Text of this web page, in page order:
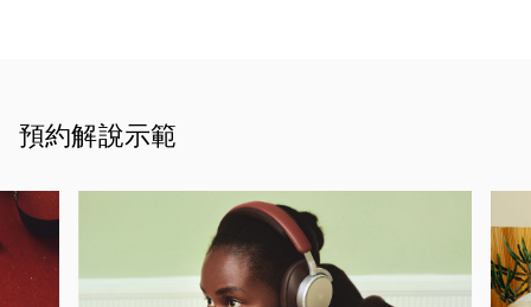
預約解說示範